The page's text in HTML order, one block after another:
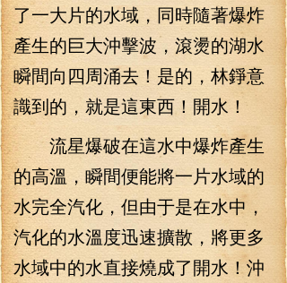
了一大片的水域，同時隨著爆炸
產生的巨大沖擊波，滾燙的湖水
瞬間向四周涌去！是的，林錚意
識到的，就是這東西！開水！
流星爆破在這水中爆炸產生
的高溫，瞬間便能將一片水域的
水完全汽化，但由于是在水中，
汽化的水溫度迅速擴散，將更多
水域中的水直接燒成了開水！沖